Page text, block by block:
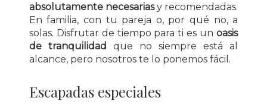
absolutamente necesariasy recomendadas.
En familia, con tu pareja o, por qué no, a
solas. Disfrutar de tiempo para ti es unoasis
de tranquilidad que no siempre está al
alcance, pero nosotros te lo ponemos fácil.
Escapadas especiales